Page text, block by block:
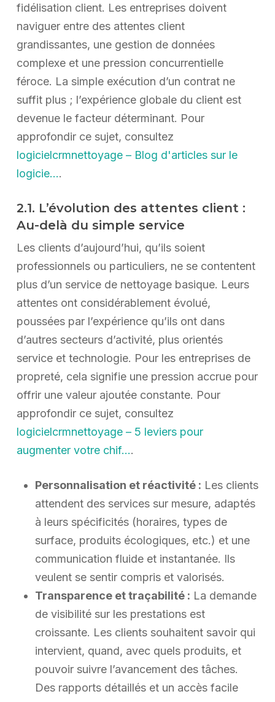
fidélisation client. Les entreprises doivent
naviguer entre des attentes client
grandissantes, une gestion de données
complexe et une pression concurrentielle
féroce. La simple exécution d’un contrat ne
suffit plus ; l’expérience globale du client est
devenue le facteur déterminant. Pour
approfondir ce sujet, consultez
logicielcrmnettoyage – Blog d'articles sur le
logicie….
2.1. L’évolution des attentes client :
Au-delà du simple service
Les clients d’aujourd’hui, qu’ils soient
professionnels ou particuliers, ne se contentent
plus d’un service de nettoyage basique. Leurs
attentes ont considérablement évolué,
poussées par l’expérience qu’ils ont dans
d’autres secteurs d’activité, plus orientés
service et technologie. Pour les entreprises de
propreté, cela signifie une pression accrue pour
offrir une valeur ajoutée constante. Pour
approfondir ce sujet, consultez
logicielcrmnettoyage – 5 leviers pour
augmenter votre chif….
Personnalisation et réactivité : Les clients
attendent des services sur mesure, adaptés
à leurs spécificités (horaires, types de
surface, produits écologiques, etc.) et une
communication fluide et instantanée. Ils
veulent se sentir compris et valorisés.
Transparence et traçabilité : La demande
de visibilité sur les prestations est
croissante. Les clients souhaitent savoir qui
intervient, quand, avec quels produits, et
pouvoir suivre l’avancement des tâches.
Des rapports détaillés et un accès facile